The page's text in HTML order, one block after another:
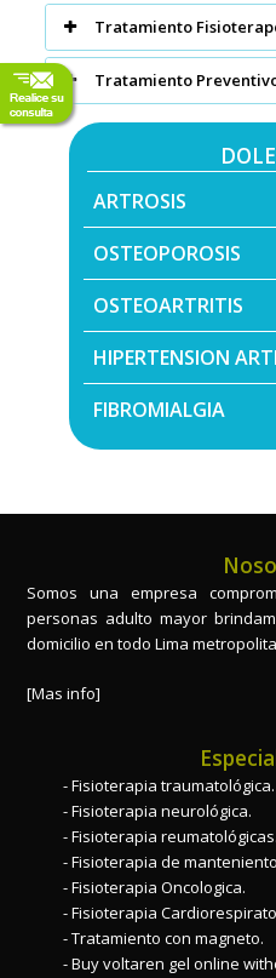
Tratamiento
Tratamiento
ARTROSIS
OSTEOPOROSIS
OSTEOARTRITIS
HIPERTENSION
FIBROMIALGIA
Somos una empresa
personas adulto mayor
domicilio en todo Lima
[Mas info]
Fisioterapia traumatológica.
Fisioterapia neurológica.
Fisioterapia reumatológicas.
Fisioterapia de
Fisioterapia Oncologica.
Fisioterapia
Tratamiento con magneto.
Buy voltaren gel online